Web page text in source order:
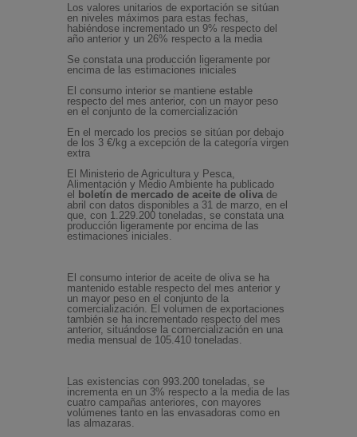
Los valores unitarios de exportación se sitúan
en niveles máximos para estas fechas,
habiéndose incrementado un 9% respecto del
año anterior y un 26% respecto a la media
Se constata una producción ligeramente por
encima de las estimaciones iniciales
El consumo interior se mantiene estable
respecto del mes anterior, con un mayor peso
en el conjunto de la comercialización
En el mercado los precios se sitúan por debajo
de los 3 €/kg a excepción de la categoría virgen
extra
El Ministerio de Agricultura y Pesca,
Alimentación y Medio Ambiente ha publicado
el
boletín de mercado de aceite de oliva de
abril con datos disponibles a 31 de marzo, en el
que, con 1.229.200 toneladas, se constata una
producción ligeramente por encima de las
estimaciones iniciales.
El consumo interior de aceite de oliva se ha
mantenido estable respecto del mes anterior y
un mayor peso en el conjunto de la
comercialización. El volumen de exportaciones
también se ha incrementado respecto del mes
anterior, situándose la comercialización en una
media mensual de 105.410 toneladas.
Las existencias con 993.200 toneladas, se
incrementa en un 3% respecto a la media de las
cuatro campañas anteriores, con mayores
volúmenes tanto en las envasadoras como en
las almazaras.